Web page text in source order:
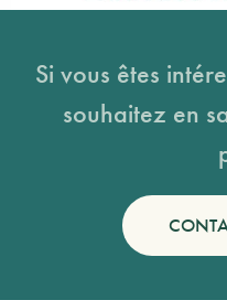
Si vous êtes
souhaitez en